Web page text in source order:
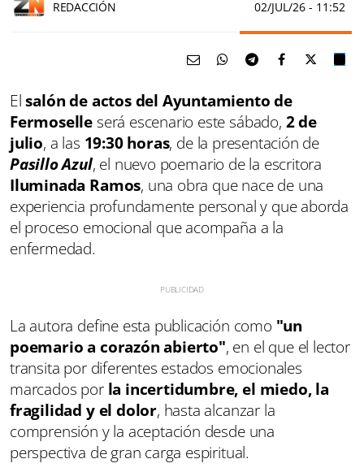
REDACCIÓN 02/JUL/26 - 11:52
Elsalón de actos del Ayuntamiento de
Fermoselle será escenario este sábado, 2 de
julio, a las 19:30 horas, de la presentación de
Pasillo Azul, el nuevo poemario de la escritora
Iluminada Ramos, una obra que nace de una
experiencia profundamente personal y que aborda
el proceso emocional que acompaña a la
enfermedad.
La autora define esta publicación como "un
poemario a corazón abierto", en el que el lector
transita por diferentes estados emocionales
marcados por la incertidumbre, el miedo, la
fragilidad y el dolor, hasta alcanzar la
comprensión y la aceptación desde una
perspectiva de gran carga espiritual.